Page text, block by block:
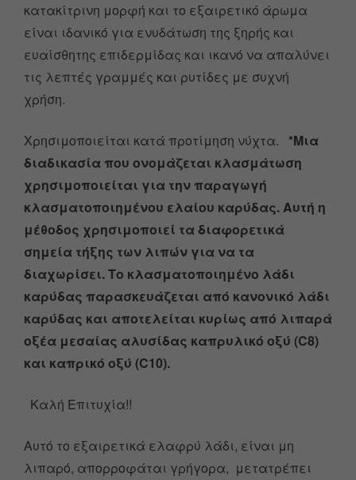
κατακίτρινη μορφή και το εξαιρετικό άρωμα
είναι ιδανικό για ενυδάτωση της ξηρής και
ευαίσθητης επιδερμίδας και ικανό να απαλύνει
τις λεπτές γραμμές και ρυτίδες με συχνή
χρήση.
Χρησιμοποιείται κατά προτίμηση νύχτα. *Μια
διαδικασία που ονομάζεται κλασμάτωση
χρησιμοποιείται για την παραγωγή
κλασματοποιημένου ελαίου καρύδας. Αυτή η
μέθοδος χρησιμοποιεί τα διαφορετικά
σημεία τήξης των λιπών για να τα
διαχωρίσει.Το κλασματοποιημένο λάδι
καρύδας παρασκευάζεται από κανονικό λάδι
καρύδας και αποτελείται κυρίως από λιπαρά
οξέα μεσαίας αλυσίδας καπρυλικό οξύ (C8)
και καπρικό οξύ (C10).
Καλή Επιτυχία!!
Αυτό το εξαιρετικά ελαφρύ λάδι, είναι μη
λιπαρό, απορροφάται γρήγορα, μετατρέπει